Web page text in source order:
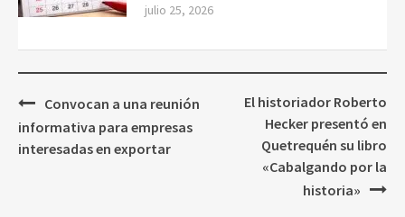
julio 25, 2026
Navegación
de
entradas
Convocan a una reunión
informativa para empresas
interesadas en exportar
El historiador Roberto
Hecker presentó en
Quetrequén su libro
«Cabalgando por la
historia»